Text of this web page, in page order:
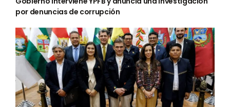
por denuncias de corrupción